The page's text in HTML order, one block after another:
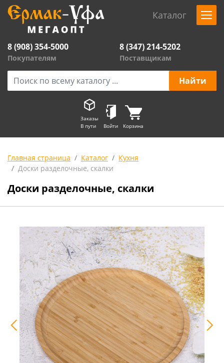
Каталог
8 (908) 354-5000
Покупателям
8 (347) 214-5202
Поставщикам
Заказы
В пути
Войти Корзина
Главная страница Каталог
Кухня
Доски разделочные, скалки
Доски разделочные, скалки